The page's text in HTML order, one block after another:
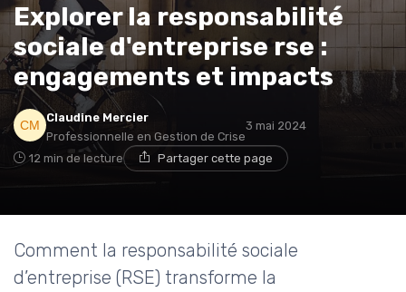
Explorer la responsabilité
sociale d'entreprise rse :
engagements et impacts
Claudine Mercier
Professionnelle en Gestion de Crise
3 mai 2024
12 min de lecture Partager cette page
Comment la responsabilité sociale
d’entreprise (RSE) transforme la